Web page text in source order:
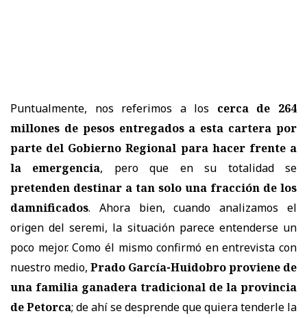
Puntualmente, nos referimos a los cerca de 264
millones de pesos entregados a esta cartera por
parte del Gobierno Regional para hacer frente a
la emergencia, pero que en su totalidad se
pretenden destinar a tan solo una fracción de los
damnificados. Ahora bien, cuando analizamos el
origen del seremi, la situación parece entenderse un
poco mejor. Como él mismo confirmó en entrevista con
nuestro medio, Prado García-Huidobro proviene de
una familia ganadera tradicional de la provincia
de Petorca; de ahí se desprende que quiera tenderle la